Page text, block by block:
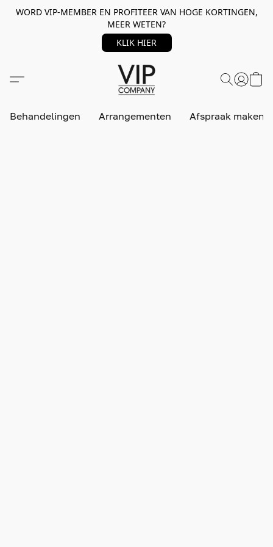
WORD VIP-MEMBER EN PROFITEER VAN HOGE KORTINGEN,
MEER WETEN?
KLIK HIER
Behandelingen Arrangementen Afspraak maken